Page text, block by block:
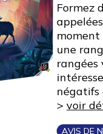
Formez
une
rangées
négatifs
>voir
AVIS DE